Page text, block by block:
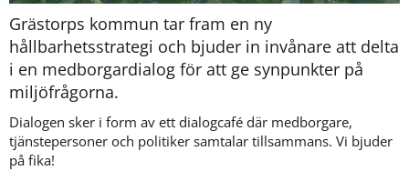
Grästorps kommun tar fram en ny
hållbarhetsstrategi och bjuder in invånare att delta
i en medborgardialog för att ge synpunkter på
miljöfrågorna.
Dialogen sker i form av ett dialogcafé där medborgare,
tjänstepersoner och politiker samtalar tillsammans. Vi bjuder
på fika!